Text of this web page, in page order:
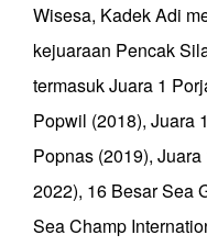
Wisesa, Kadek Adi
kejuaraan Pencak
termasuk Juara 1
Popwil (2018), Juara
Popnas (2019),
2022), 16 Besar Sea
Sea Champ